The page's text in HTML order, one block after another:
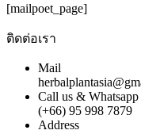
[mailpoet_page]
ติดต่อเรา
Mail
Call us & Whatsapp
(+66) 95 998 7879
Address